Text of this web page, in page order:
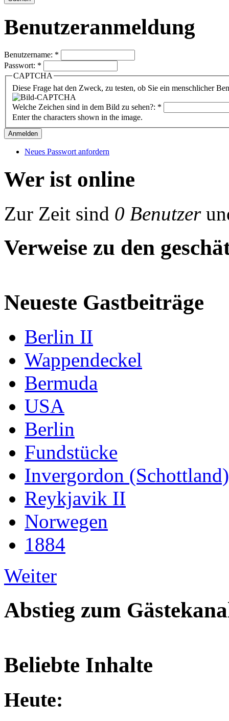
Benutzeranmeldung
Benutzername: *
Passwort: *
CAPTCHA
Diese Frage hat den Zweck, zu testen, ob Sie ein menschlicher
Welche Zeichen sind in dem Bild zu sehen?: *
Enter the characters shown in the image.
Neues Passwort anfordern
Wer ist online
Zur Zeit sind 0 Benutzer
Verweise zu den
Neueste Gastbeiträge
Berlin II
Wappendeckel
Bermuda
USA
Berlin
Fundstücke
Invergordon (Schottland)
Reykjavik II
Norwegen
1884
Weiter
Abstieg zum
Beliebte Inhalte
Heute: